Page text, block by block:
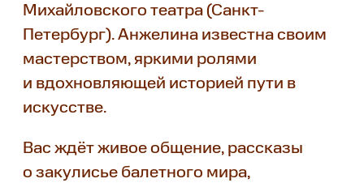
Михайловского театра (Санкт-
Петербург). Анжелина известна своим
мастерством, яркими ролями
и вдохновляющей историей пути в
искусстве.
Вас ждёт живое общение, рассказы
о закулисье балетного мира,